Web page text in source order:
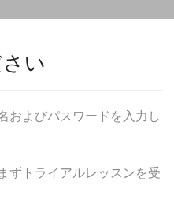
い
およびパスワードを入力し
ずトライアルレッスンを受